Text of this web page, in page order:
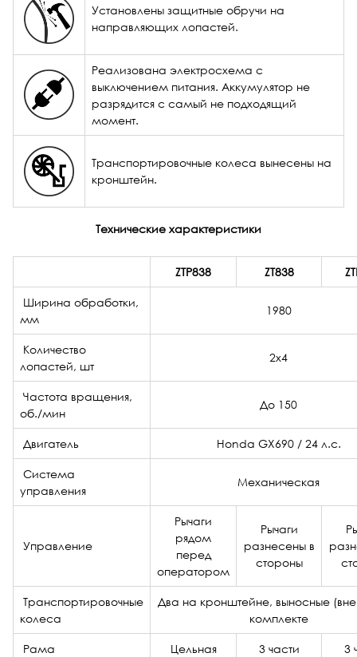
Установлены защитные обручи на
направляющих лопастей.
Реализована электросхема с
выключением питания. Аккумулятор не
разрядится с самый не подходящий
момент.
Транспортировочные колеса вынесены на
кронштейн.
Технические характеристики
ZTP838 ZT838
Ширина обработки,
мм
1980
Количество
лопастей, шт
2х4
Частота вращения,
об./мин
До 150
Двигатель
Honda GX690 / 24 л.с.
Система
управления
Механическая
Управление
Рычаги
рядом
перед
оператором
Рычаги
разнесены в
стороны
Транспортировочные
колеса
Два на кронштейне, выносные
комплекте
Рама
Цельная 3 части
3